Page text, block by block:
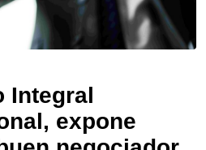
Integral
expone